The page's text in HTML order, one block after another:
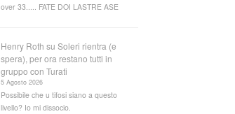
over 33..... FATE DOI LASTRE ASE
Henry Roth suSoleri rientra (e
spera), per ora restano tutti in
gruppo con Turati
5 Agosto 2026
Possibile che u tifosi siano a questo
livello? Io mi dissocio.